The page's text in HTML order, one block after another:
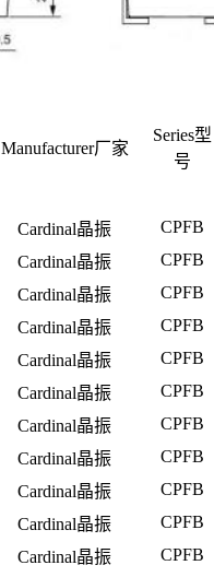
Manufacturer厂家
Series型
号
Cardinal晶振
CPFB
Cardinal晶振
CPFB
Cardinal晶振
CPFB
Cardinal晶振
CPFB
Cardinal晶振
CPFB
Cardinal晶振
CPFB
Cardinal晶振
CPFB
Cardinal晶振
CPFB
Cardinal晶振
CPFB
Cardinal晶振
CPFB
Cardinal晶振
CPFB